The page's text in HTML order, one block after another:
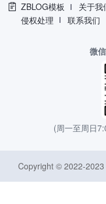
ZBLOG模板
关于我
侵权处理
联系我们
微
(周一至周日
Copyright © 2022-2023